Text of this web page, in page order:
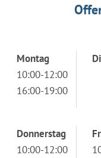
Montag
10:00-12:00
16:00-19:00
Donnerstag
10:00-12:00